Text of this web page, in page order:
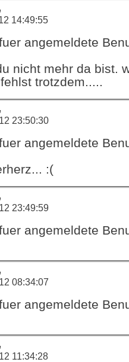
14:49:55
angemeldete
nicht mehr da bist.
trotzdem.....
23:50:30
angemeldete
:(
23:49:59
angemeldete
08:34:07
angemeldete
11:34:28